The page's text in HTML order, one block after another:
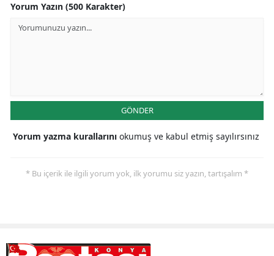
Sinop
Tekirdağ
Yorum Yazın (500 Karakter)
GÖNDER
Yorum yazma kurallarını okumuş ve kabul etmiş sayılırsınız
* Bu içerik ile ilgili yorum yok, ilk yorumu siz yazın, tartışalım *